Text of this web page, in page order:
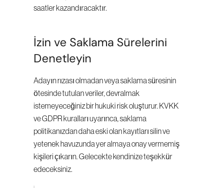
saatler kazandıracaktır.
İzin ve Saklama Sürelerini
Denetleyin
Adayın rızası olmadan veya saklama süresinin
ötesinde tutulan veriler, devralmak
istemeyeceğiniz bir hukuki risk oluşturur. KVKK
ve GDPR kuralları uyarınca, saklama
politikanızdan daha eski olan kayıtları silin ve
yetenek havuzunda yer almaya onay vermemiş
kişileri çıkarın. Gelecekte kendinize teşekkür
edeceksiniz.